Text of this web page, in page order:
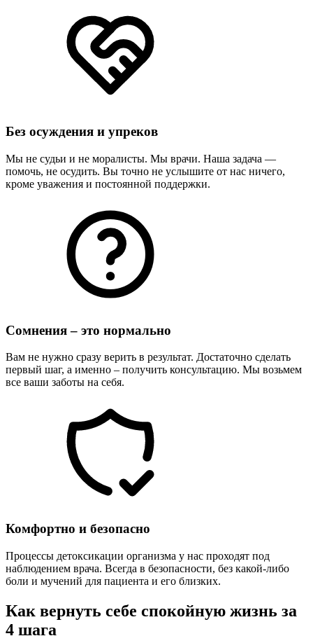
Без осуждения и упреков
Мы не судьи и не моралисты. Мы врачи. Наша задача —
помочь, не осудить. Вы точно не услышите от нас ничего,
кроме уважения и постоянной поддержки.
Сомнения – это нормально
Вам не нужно сразу верить в результат. Достаточно сделать
первый шаг, а именно – получить консультацию. Мы возьмем
все ваши заботы на себя.
Комфортно и безопасно
Процессы детоксикации организма у нас проходят под
наблюдением врача. Всегда в безопасности, без какой-либо
боли и мучений для пациента и его близких.
Как вернуть себе спокойную жизнь за
4 шага